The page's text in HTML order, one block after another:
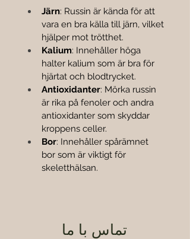
Järn: Russin är kända för att
vara en bra källa till järn, vilket
hjälper mot trötthet.
Kalium: Innehåller höga
halter kalium som är bra för
hjärtat och blodtrycket.
Antioxidanter: Mörka russin
är rika på fenoler och andra
antioxidanter som skyddar
kroppens celler.
Bor: Innehåller spårämnet
bor som är viktigt för
skeletthälsan.
تماس با ما